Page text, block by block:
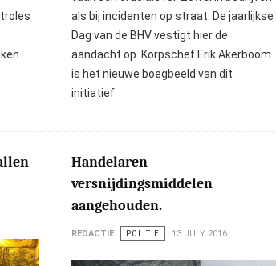
als bij incidenten op straat. De jaarlijkse
Dag van de BHV vestigt hier de
aandacht op. Korpschef Erik Akerboom
is het nieuwe boegbeeld van dit
initiatief.
Handelaren
versnijdingsmiddelen
aangehouden.
REDACTIE POLITIE 13 JULY 2016